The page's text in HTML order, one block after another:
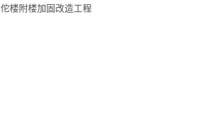
佗楼附楼加固改造工程